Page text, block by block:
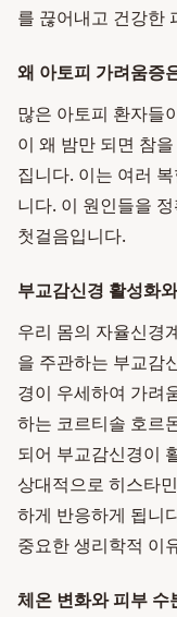
를 끊어내고 건강한
왜 아토피 가려움증
많은 아토피 환자들
이 왜 밤만 되면 참
집니다. 이는 여러
니다. 이 원인들을
첫걸음입니다.
부교감신경 활성화
우리 몸의 자율신경
을 주관하는 부교감
경이 우세하여 가려
하는 코르티솔 호르
되어 부교감신경이
상대적으로 히스타
하게 반응하게 됩니
중요한 생리학적 이
체온 변화와 피부 수